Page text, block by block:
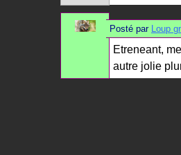
Posté par Loup
Etreneant,
autre jolie